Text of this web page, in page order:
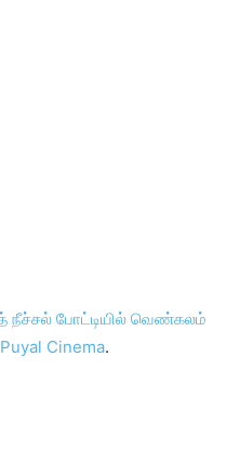
போட்டியில் வெண்கலம்
Cinema.